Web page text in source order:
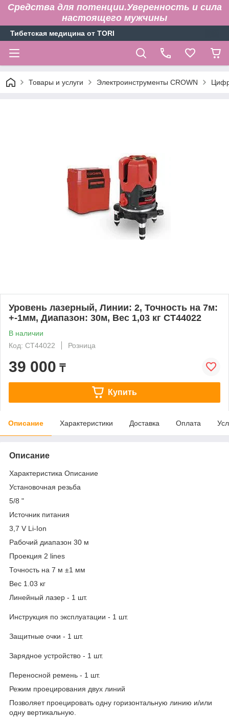
Средства для потенции.Уверенность и сила
настоящего мужчины
Тибетская медицина от TORI
Товары и услуги Электроинструменты CROWN
Уровень лазерный, Линии: 2, Точность на 7м:
+-1мм, Диапазон: 30м, Вес 1,03 кг СТ44022
В наличии
Код: СТ44022
Розница
39 000 ₸
Купить
Описание Характеристики Доставка Оплата
Описание
Характеристика Описание
Установочная резьба
5/8 "
Источник питания
3,7 V Li-Ion
Рабочий диапазон 30 м
Проекция 2 lines
Точность на 7 м ±1 мм
Вес 1.03 кг
Линейный лазер - 1 шт.
Инструкция по эксплуатации - 1 шт.
Защитные очки - 1 шт.
Зарядное устройство - 1 шт.
Переносной ремень - 1 шт.
Режим проецирования двух линий
Позволяет проецировать одну горизонтальную линию и/или
одну вертикальную.